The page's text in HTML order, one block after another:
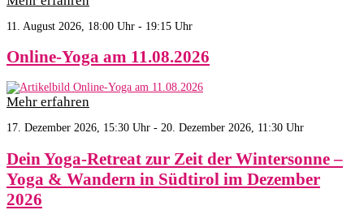
11. August 2026, 18:00 Uhr - 19:15 Uhr
Online-Yoga am 11.08.2026
Mehr erfahren
17. Dezember 2026, 15:30 Uhr - 20. Dezember 2026, 11:30 Uhr
Dein Yoga-Retreat zur Zeit der Wintersonne –
Yoga & Wandern in Südtirol im Dezember
2026